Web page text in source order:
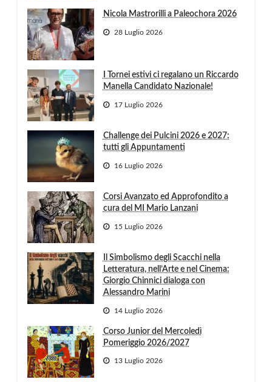
Nicola Mastrorilli a Paleochora 2026
28 Luglio 2026
I Tornei estivi ci regalano un Riccardo
Manella Candidato Nazionale!
17 Luglio 2026
Challenge dei Pulcini 2026 e 2027:
tutti gli Appuntamenti
16 Luglio 2026
Corsi Avanzato ed Approfondito a
cura del MI Mario Lanzani
15 Luglio 2026
Il Simbolismo degli Scacchi nella
Letteratura, nell’Arte e nel Cinema:
Giorgio Chinnici dialoga con
Alessandro Marini
14 Luglio 2026
Corso Junior del Mercoledì
Pomeriggio 2026/2027
13 Luglio 2026